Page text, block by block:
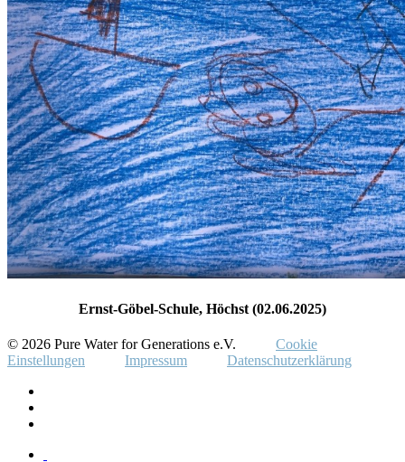
Ernst-Göbel-Schule, Höchst (02.06.2025)
© 2026 Pure Water for Generations e.V.
Cookie
Einstellungen
Impressum Datenschutzerklärung